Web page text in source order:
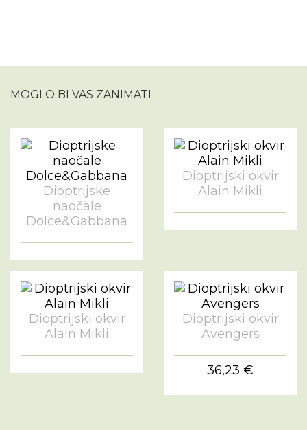
MOGLO BI VAS ZANIMATI
Dioptrijske
naočale
Dolce&Gabbana
Dioptrijski okvir
Alain Mikli
Dioptrijski okvir
Alain Mikli
Dioptrijski okvir
Avengers
36,23 €